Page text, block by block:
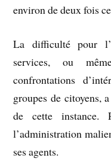
environ de deux fois
La difficulté pour
services, ou
confrontations
groupes de citoyens,
de cette instance.
l’administration
ses agents.